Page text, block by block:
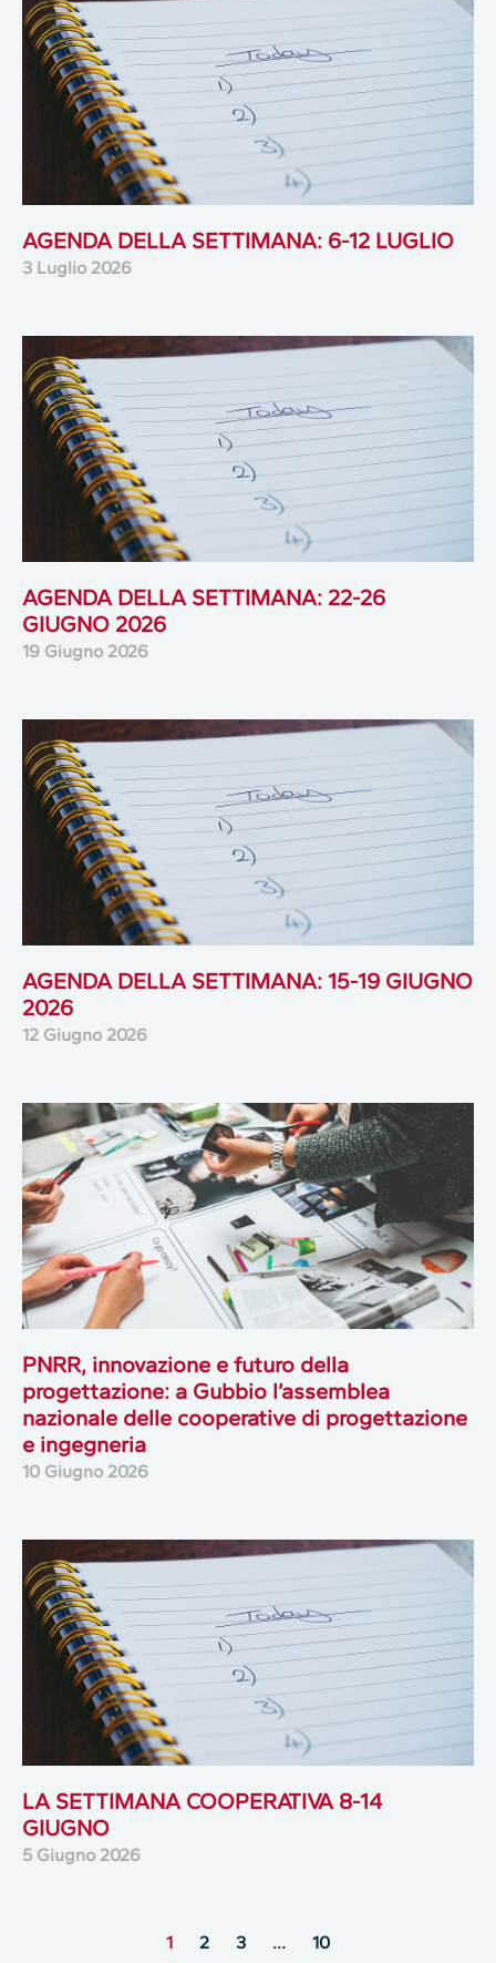
AGENDA DELLA SETTIMANA: 6-12 LUGLIO
3 Luglio 2026
AGENDA DELLA SETTIMANA: 22-26
GIUGNO 2026
19 Giugno 2026
AGENDA DELLA SETTIMANA: 15-19 GIUGNO
2026
12 Giugno 2026
PNRR, innovazione e futuro della
progettazione: a Gubbio l’assemblea
nazionale delle cooperative di progettazione
e ingegneria
10 Giugno 2026
LA SETTIMANA COOPERATIVA 8-14
GIUGNO
5 Giugno 2026
1 2 3 … 10